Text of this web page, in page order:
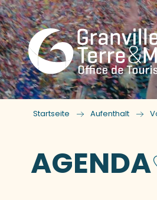
Startseite Aufenthalt
AGENDA